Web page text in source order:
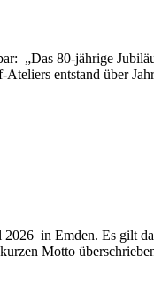
„Das 80-jährige
entstand über
in Emden. Es gilt
Motto